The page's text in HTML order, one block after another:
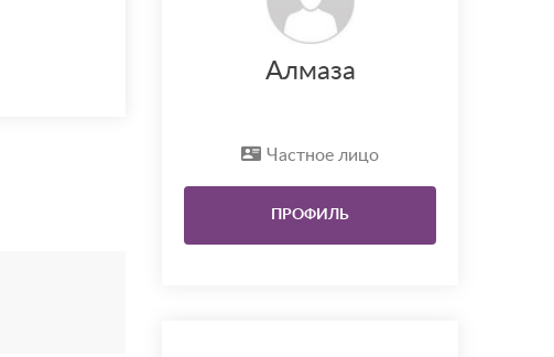
Алмаза
Частное лицо
ПРОФИЛЬ